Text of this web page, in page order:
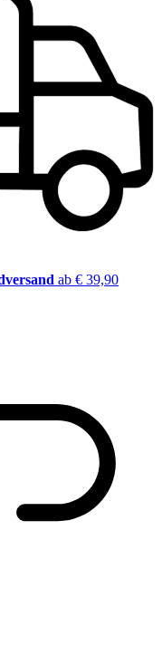
ab € 39,90